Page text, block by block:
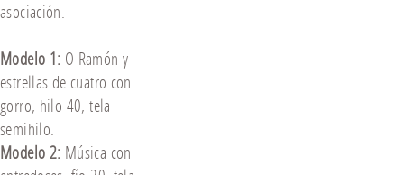
asociación.
Modelo 1: O Ramón y
estrellas de cuatro con
gorro, hilo 40, tela
semihilo.
Modelo 2: Música con